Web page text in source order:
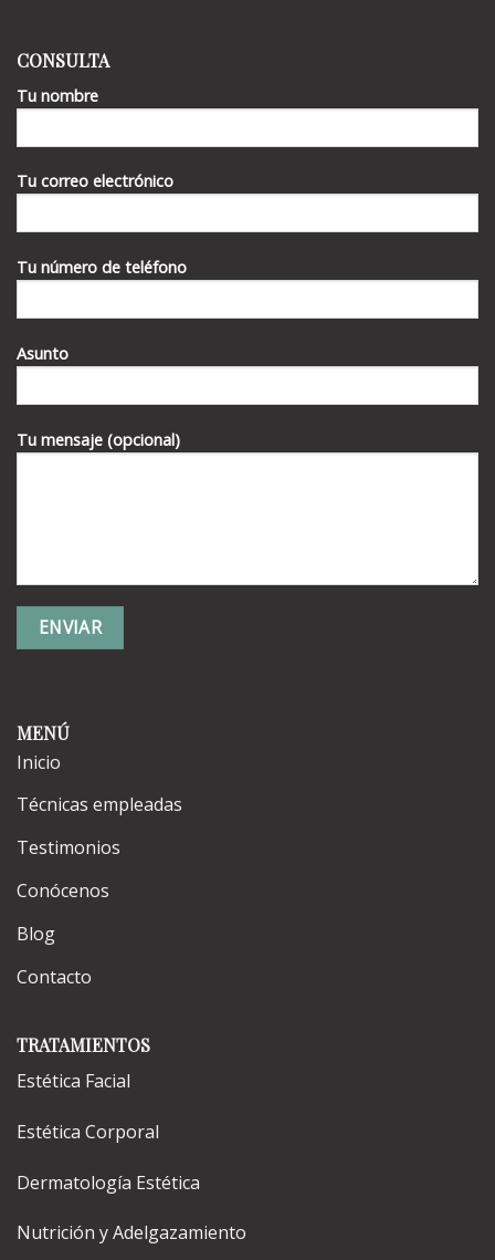
MENÚ
Inicio
Técnicas empleadas
Testimonios
Conócenos
Blog
Contacto
TRATAMIENTOS
Estética Facial
Estética Corporal
Dermatología Estética
Nutrición y Adelgazamiento
CONSULTA
Tu nombre
Tu correo electrónico
Tu número de teléfono
Asunto
Tu mensaje (opcional)